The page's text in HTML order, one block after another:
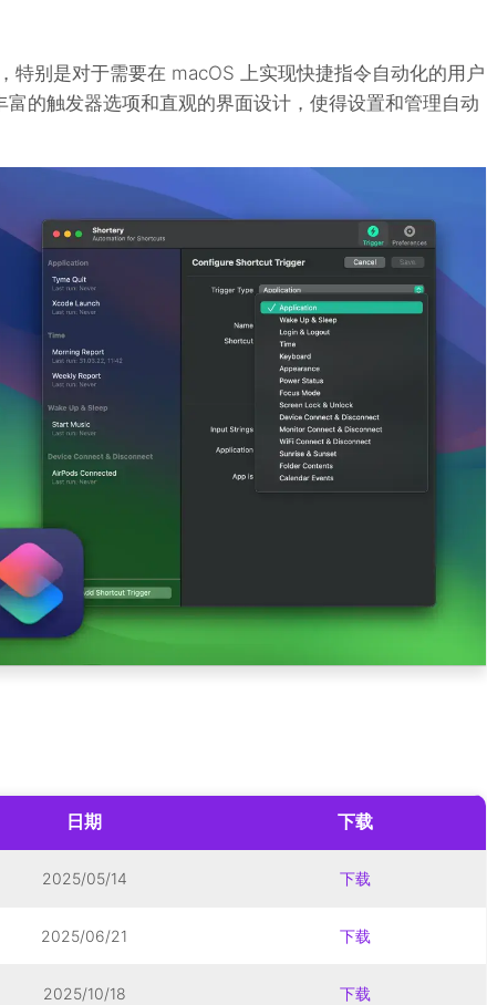
特别是对于需要在 macOS 上实现快捷指令自动化的用户
的触发器选项和直观的界面设计，使得设置和管理自动
日期 下载
2025/05/14 下载
2025/06/21 下载
2025/10/18 下载